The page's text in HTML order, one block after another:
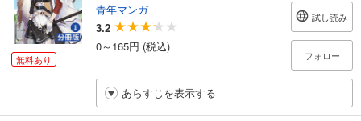
無料あり
青年マンガ
3.2
0～165円 (税込)
試し読み
フォロー
あらすじを表示する